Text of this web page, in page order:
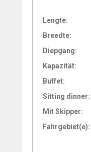
Lengte:
Breedte:
Diepgang:
Kapazität:
Buffet:
Sitting dinner:
Mit Skipper:
Fahrgebiet(e):